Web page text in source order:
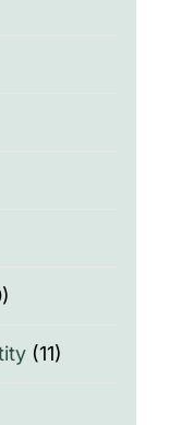
(11)